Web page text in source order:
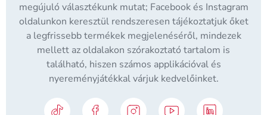
megújuló választékunk mutat; Facebook és Instagram
oldalunkon keresztül rendszeresen tájékoztatjuk őket
a legfrissebb termékek megjelenéséről, mindezek
mellett az oldalakon szórakoztató tartalom is
található, hiszen számos applikációval és
nyereményjátékkal várjuk kedvelőinket.